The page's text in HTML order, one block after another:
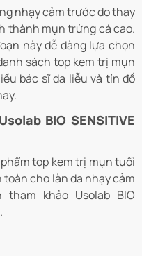
nhạy cảm trước do thay
thành mụn trứng cá cao.
này dễ dàng lựa chọn
sách top kem trị mụn
bác sĩ da liễu và tín đồ
BIO SENSITIVE
top kem trị mụn tuổi
cho làn da nhạy cảm
khảo Usolab BIO